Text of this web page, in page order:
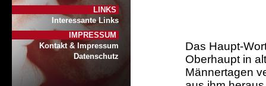
LINKS
Interessante Links
IMPRESSUM
Kontakt & Impressum
Datenschutz
Das Haupt-
Oberhaupt in
Männertagen